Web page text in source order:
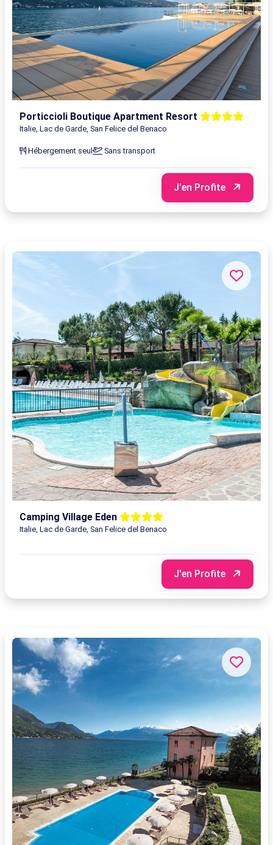
Porticcioli Boutique Apartment Resort
Italie, Lac de Garde, San Felice del Benaco
Hébergement seul Sans transport
J'en Profite
Camping Village Eden
Italie, Lac de Garde, San Felice del Benaco
J'en Profite